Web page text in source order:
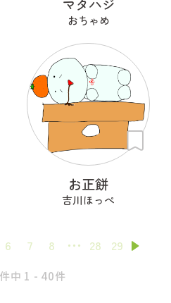
おちゃめ
お正餅
吉川ほっぺ
6 7 8 28 29
中 1 - 40件